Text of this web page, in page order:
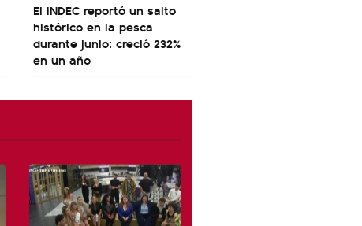
El INDEC reportó un salto
histórico en la pesca
durante junio: creció 232%
en un año